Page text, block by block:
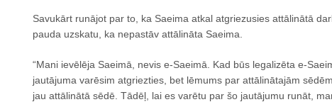
Savukārt runājot par to, ka Saeima atkal atgriezusies attālinātā
pauda uzskatu, ka nepastāv attālināta Saeima.
“Mani ievēlēja Saeimā, nevis e-Saeimā. Kad būs legalizēta e-
jautājuma varēsim atgriezties, bet lēmums par attālinātajām
jau attālinātā sēdē. Tādēļ, lai es varētu par šo jautājumu runāt,